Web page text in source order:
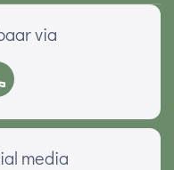
via
media